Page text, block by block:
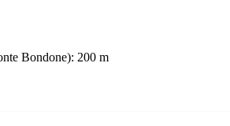
Bondone): 200 m